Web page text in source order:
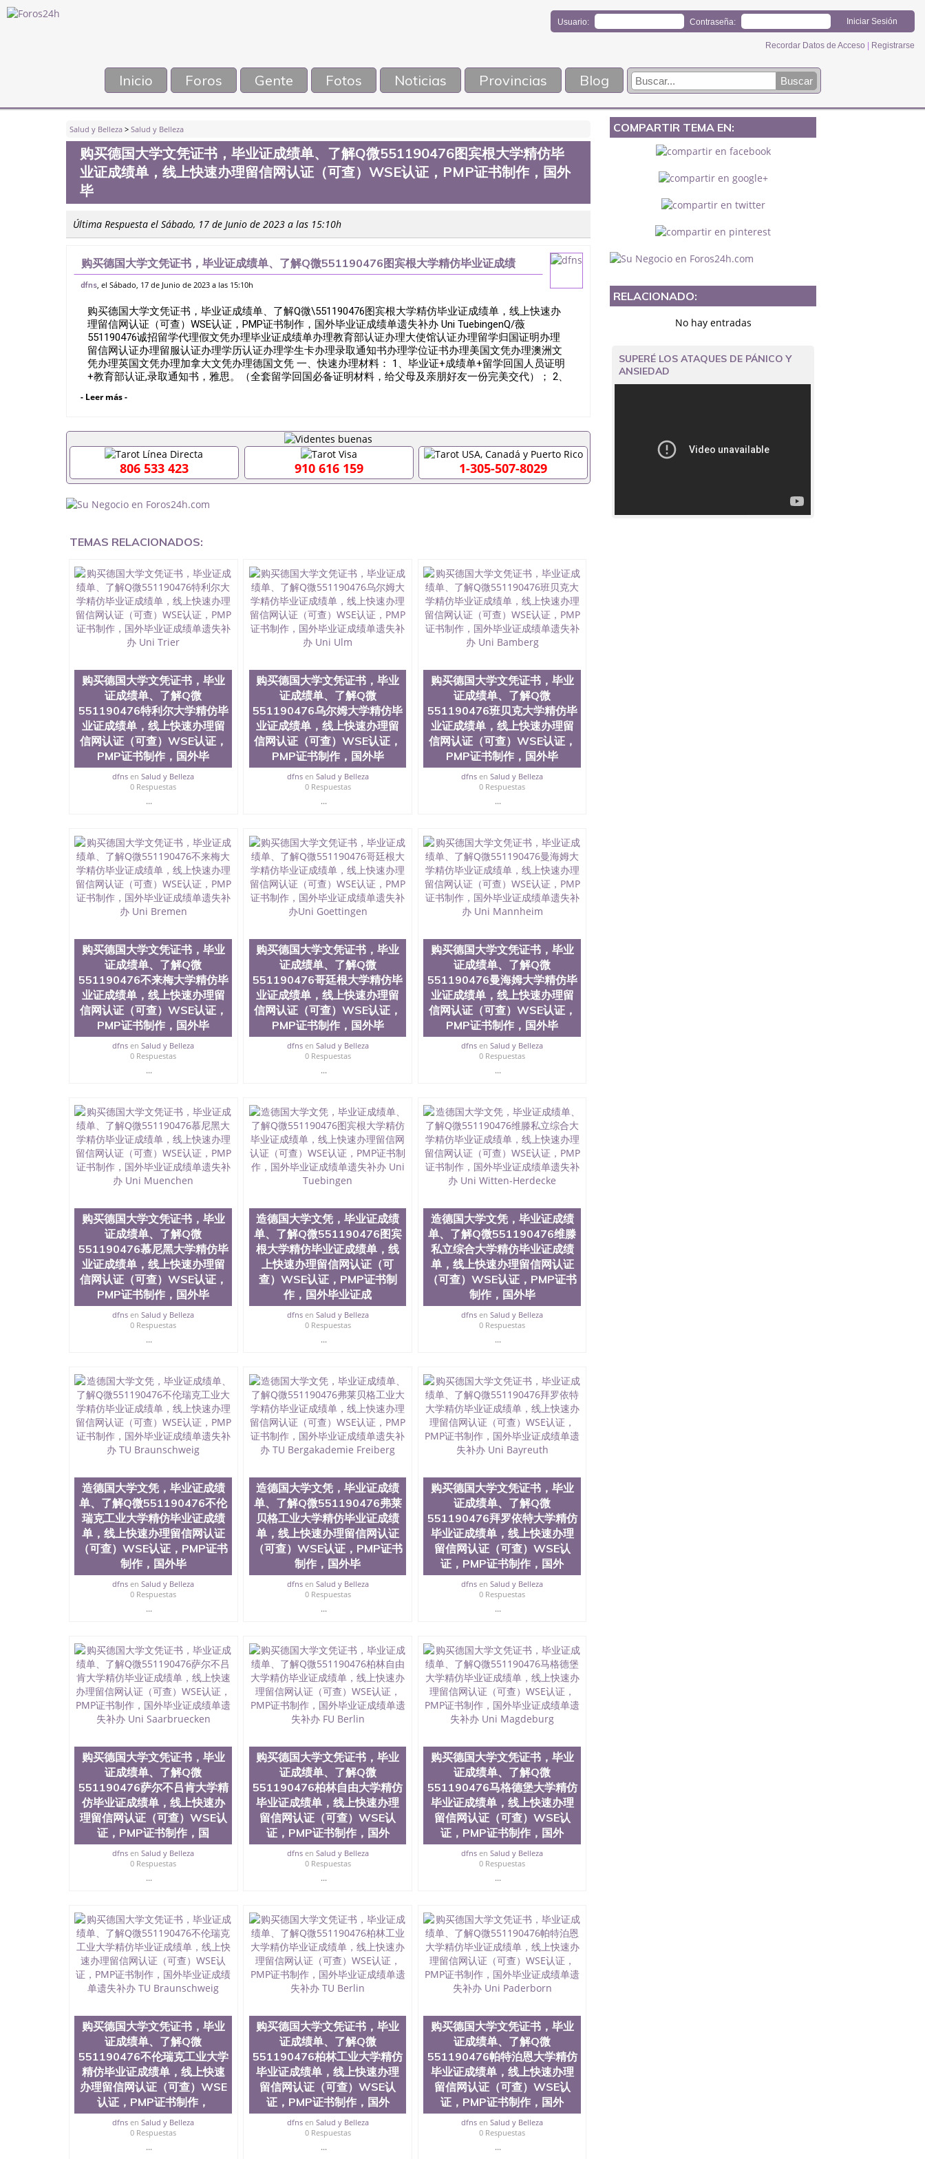
Usuario: Contraseña:
Recordar Datos de Acceso Registrarse
Inicio Foros Gente Fotos Noticias Provincias Blog
Salud y Belleza > Salud y Belleza
购买德国大学文凭证书，毕业证成绩单、了解Q微551190476图宾根大学精仿毕
业证成绩单，线上快速办理留信网认证（可查）WSE认证，PMP证书制作，国外
毕
Última Respuesta el Sábado, 17 de Junio de 2023 a las 15:10h
购买德国大学文凭证书，毕业证成绩单、了解Q微551190476图宾根大学精仿毕业证成绩
单，线上快速办理留信网认证（可查）WSE认证，PMP证书制作，国外毕
dfns, el Sábado, 17 de Junio de 2023 a las 15:10h
购买德国大学文凭证书，毕业证成绩单、了解Q微\551190476图宾根大学精仿毕业证成绩单，线上快速办
理留信网认证（可查）WSE认证，PMP证书制作，国外毕业证成绩单遗失补办 Uni TuebingenQ/薇
551190476诚招留学代理假文凭办理毕业证成绩单办理教育部认证办理大使馆认证办理留学归国证明办理
留信网认证办理留服认证办理学历认证办理学生卡办理录取通知书办理学位证书办理美国文凭办理澳洲文
凭办理英国文凭办理加拿大文凭办理德国文凭 一、快速办理材料： 1、毕业证+成绩单+留学回国人员证明
+教育部认证,录取通知书，雅思。（全套留学回国必备证明材料，给父母及亲朋好友一份完美交代）； 2、
到）。 注：上述材料，随时都可以安排办理，毕业证成绩单，学校，专业，学位，毕业时间都可以根据客
要定居国外需要办理什么材料551190476入职事业单位/国企假的毕业证会查吗551190476入职国企/事业单
位需要些什么材料551190476办理假毕业证在国内能用吗, 挂科拿不到毕业证怎么办, 毕业证丢了怎么办, 没
有正常毕业怎么办理毕业证,没毕业可以办学历认证吗,您是否因为中途辍学、挂科而没有正常毕业
551190476您是否因为递交材料不齐而被拒之门外551190476您是否因没正常毕业而导致回国得不到教育部
认证在校挂科了不想读了,成绩不理想毕不了业怎么办551190476找工作没有文凭怎么办,怎么办理本科/研究
551190476国外本科毕业证怎么办理551190476国外大学文凭可以打工作吗551190476怎么办理 外假毕业证
哪里可以办理水印成绩单551190476哪里可以修改成绩单GPA分数551190476假毕业证能查出来吗
551190476国外毕业证去哪认证QQ微信551190476找毕业证封皮QQ微信551190476国外毕业证外壳定制QQ
微信551190476快速代办国外毕业证QQ微信551190476快速拿到国外文凭QQ微信551190476国外留学文凭
认证QQ微信551190476国外文凭回国认证QQ微信551190476泰国文凭办理QQ微信551190476法国留学回国
证明QQ微信551190476 国外烫金照片QQ微信551190476外国文凭在中国有用吗QQ微信551190476德国留学
回国证明QQ微信551190476爱尔兰留学回国证明QQ微信551190476国外硕士文凭办理QQ微信551190476 网
上买文凭可靠吗QQ微信551190476买国外文凭质量QQ微信551190476国外本科毕业证怎么办理QQ微信
551190476国外大学文凭真制作QQ微信551190476办国外文凭可找工作QQ微信551190476国外大学有毕业
要交定金吗QQ微信551190476办国外可查文凭QQ微信551190476网上购买真文凭可信吗QQ微信551190476
学士学位证书查询机构QQ微信551190476 国外资格证书办理QQ微信551190476如何办理学历认证QQ微信
551190476海外文凭认证办理QQ微信551190476 圣何塞州立大学（San Jose State University, 又译为“圣荷
西州立大学”）成立于1857年，简称SJSU，是加州历史悠久的大学之一，也是美西地区的公立大学之一。
位于圣何塞市San Jose中心，占地154公顷。它是一所位于加利福尼亚州的著名综合性公立大学，它以极
高的就业率，全美名列前茅的毕业薪资，浓厚的多元化学术氛围，杰出的本科教育质量，被《福克斯》杂
志评选为全美50强公立综合性大学，每年有来自世界各地的成百上千的海外学生前往求学。 至今，这是一
所在世界上享有学术地位、声誉、实习机会和影响力的高等教育机构，并获誉为美国本科教育质量的核心
代表。其计算机系与会计系更是在当今美国大学教学排名中表现优异。其毕业生大多可以在其所处地域的
世界硅谷中心得到工作机会。许多硅谷公司甚至在学生大三和大四的学期提供许多相应科系的实习机会。
无论是加州大学系统(UC)，还是加州州立大学系统(CSU), 圣何塞州立大学都占据着加州所有大学中的地理
有学生三万人，超过134种学士学科和65个硕士学科，并有来自世界60余国的学生来此就读。其有名的科
系如计算机科学，电子工程学，工商管理学，艺术设计，和航空学等，深受性肯定及好评；而各种大学部
和研究所的商学课程也吸引了众多不同国家的专业人士前来研究与学习。 二、办理流程： 1、收集客户办
理信息； 2、客户付定金下单； 3、公司确认到账转制作点做电子图； 4、电子图做好发给客户确认； 5、
电子图确认好转成品部做成品； 6、成品做好拍照或者视频确认再付余款； 7、快递给客户（国内顺丰，国
外DHL）。 三、真实网上可查的证明材料 1、教育部学历学位认证，留服真实存档可查，存档。 2、留学回
国人员证明（使馆认证），使馆网站真实存档可查。 3、留信网真实可查认证办理，存档可查，终身受
程学院、健康与人类发展学院、信息工程与科学学院、人文学院、护理学院、科学学院等。学校的教育学
院排名在全美前十名，工学院排名在前十五名，且继续攀升中。纽约大学为学生们提供本科、硕士及博士
学位。学校的专业课程包括：会计学、MBA、财务、教育、建筑工程、经济、医学、护理、文学、音乐、
生物学、统计学、美术、电子工程、天文学、农业、环境污染控制、历史、电气工程、生物工程、建筑设
计、工商管理、材料科学、机械工程、航天工程、土木工程、数学、化学、英语、社会科学、心理学、戏
剧、市场营销、机械工程、计算机科学、物理学、人工智能、商科、金融专业 1、客户提供相关材料，确
定客户办理信息，给出操作方案； 2、补充毕业证成绩单等相关材料； 3、留服注册申请账号，付定金；
4、预约递交时间，公司人员陪同客户本人一起去留服递交材料； 5、等待结果，完成结果书留服直接邮寄
给客户 6、客户确认收到结果，付余款。 我们对海外大学及学院的毕业证成绩单所使用的材料，尺寸大
小，防伪结构（包括：水印，阴影底纹，钢印LOGO烫金烫银，LOGO烫金烫银复合重叠。 文字图案浮雕，
激光镭射，紫外荧光，温感，复印防伪）都有原版本文凭对照。质量得到了广大海外客户群体的认可，同
版，尺寸大小，纸张材质，防伪技术等等，并在时间收集到原版实物，以求达到客户的需求。 我们的优
势： 我们在保证合理定价的同时，坚持较高性价比，通过品质和效率不断优化，为您倾情诠释什么是高性
价比。 咨询顾问：Sam q/微信:551190476 Q/微信:551190476办理毕业证成绩单、教育部认证,录取通知
书，雅思，留学回国证明.
公司专业制作、办理、仿制、成绩单文凭、改成绩、教育部学历学位认证、毕业证、成绩单、文凭、学历
文凭、假文凭假毕业证假学历书制作、假制作、办理、仿制学位证书、毕业证文凭、文凭毕业证、毕业证
认证、留学生学历认证、留学生学位认证、英国文凭学历、美国文凭学历、澳洲文凭学历、加拿大文凭学
历、新西兰学历认证等q:551190476 微信：551190476 圣何塞州立大学毕业证（San Jose State
University）圣何塞州立大学毕业证（San Jose State University）圣何塞州立大学毕业证（San Jose State
University）圣何塞州立大学成绩单（San Jose State University）圣何塞州立大学成绩单（ San Jose State
University）圣何塞州立大学成绩单（San Jose State University）成绩单圣何塞州立大学文凭（San Jose
State University）圣何塞州立大学（San Jose State University）圣何塞州立大学（San Jose State
University）圣何塞州立大学（ San Jose State University）圣何塞州立大学（San Jose State University）
圣何塞州立大学文凭（San Jose State University）圣何塞州立大学文凭（San Jose State University）文凭
圣何塞州立大学文凭（San Jose State University）圣何塞州立大学学历（ San Jose State University）圣何
塞州立大学学历（San Jose State University）圣何塞州立大学学历（San Jose State University）圣 塞州立
大学学历（San Jose State University）圣何塞州立大学（San Jose State University）圣何塞州立大学
State University）圣何塞州立大学学位证（San Jose State University）圣何塞州立大学（San Jose State
University）圣何塞州立大学（San Jose State University）圣何塞州立大学（San Jose State University）圣
何塞州立大学（San Jose State University）圣何塞州立大学学位证（San Jose State University）圣何塞州
立大学学位证（San Jose State University）圣何塞州立大学结业证（San Jose State University）圣何塞州
立大学结业证（San Jose State University）圣何塞州立大学结业证（San Jose State University）圣何塞州
立大学学位证（San Jose State University）圣何塞州立大学学位证（San Jose State University）圣何塞州
立大学学历证书（San Jose State University）圣何塞州立大学学历证书（San Jose State University）圣何
读CQU中央昆士兰大学学历 绩单购买学位证书/澳洲读本科硕士做文凭/购买澳洲大学毕业证成绩单假文凭
学历offieUniversityofSouthernQueensland 澳洲读书未毕业找人做文凭学位qq微信551190476澳洲读CQU中
央昆士兰大学学历成绩单购买学位证书/澳洲读本科硕士做文凭/购买澳洲大学毕业证成绩单假文凭学历购
买德国大学文凭证书，毕业证成绩单、了解Q微\551190476图宾根大学精仿毕业证成绩单，线上快速办理
留信网认证（可查）WSE认证，PMP证书制作，国外毕业证成绩单遗失补办 Uni Tuebingen
- Leer más -
806 533 423 910 616 159 1-305-507-8029
TEMAS RELACIONADOS:
购买德国大学文凭证书，毕业
证成绩单、了解Q微
551190476特利尔大学精仿毕
业证成绩单，线上快速办理留
信网认证（可查）WSE认证，
PMP证书制作，国外毕
dfns enSalud y Belleza
0 Respuestas
...
购买德国大学文凭证书，毕业
证成绩单、了解Q微
551190476乌尔姆大学精仿毕
业证成绩单，线上快速办理留
信网认证（可查）WSE认证，
PMP证书制作，国外毕
dfnsen Salud y Belleza
0 Respuestas
...
购买德国大学文凭证书，毕业
证成绩单、了解Q微
551190476班贝克大学精仿毕
业证成绩单，线上快速办理留
信网认证（可查）WSE认证，
PMP证书制作，国外毕
dfns enSalud y Belleza
0 Respuestas
...
购买德国大学文凭证书，毕业
证成绩单、了解Q微
551190476不来梅大学精仿毕
业证成绩单，线上快速办理留
信网认证（可查）WSE认证，
PMP证书制作，国外毕
dfns enSalud y Belleza
0 Respuestas
...
购买德国大学文凭证书，毕业
证成绩单、了解Q微
551190476哥廷根大学精仿毕
业证成绩单，线上快速办理留
信网认证（可查）WSE认证，
PMP证书制作，国外毕
dfnsen Salud y Belleza
0 Respuestas
...
购买德国大学文凭证书，毕业
证成绩单、了解Q微
551190476曼海姆大学精仿毕
业证成绩单，线上快速办理留
信网认证（可查）WSE认证，
PMP证书制作，国外毕
dfns enSalud y Belleza
0 Respuestas
...
购买德国大学文凭证书，毕业
证成绩单、了解Q微
551190476慕尼黑大学精仿毕
业证成绩单，线上快速办理留
信网认证（可查）WSE认证，
PMP证书制作，国外毕
dfns enSalud y Belleza
0 Respuestas
...
造德国大学文凭，毕业证成绩
单、了解Q微551190476图宾
根大学精仿毕业证成绩单，线
上快速办理留信网认证（可
查）WSE认证，PMP证书制
作，国外毕业证成
dfnsen Salud y Belleza
0 Respuestas
...
造德国大学文凭，毕业证成绩
单、了解Q微551190476维滕
私立综合大学精仿毕业证成绩
单，线上快速办理留信网认证
（可查）WSE认证，PMP证书
制作，国外毕
dfns enSalud y Belleza
0 Respuestas
...
造德国大学文凭，毕业证成绩
单、了解Q微551190476不伦
瑞克工业大学精仿毕业证成绩
单，线上快速办理留信网认证
（可查）WSE认证，PMP证书
制作，国外毕
dfns enSalud y Belleza
0 Respuestas
...
造德国大学文凭，毕业证成绩
单、了解Q微551190476弗莱
贝格工业大学精仿毕业证成绩
单，线上快速办理留信网认证
（可查）WSE认证，PMP证书
制作，国外毕
dfnsen Salud y Belleza
0 Respuestas
...
购买德国大学文凭证书，毕业
证成绩单、了解Q微
551190476拜罗依特大学精仿
毕业证成绩单，线上快速办理
留信网认证（可查）WSE认
证，PMP证书制作，国外
dfns enSalud y Belleza
0 Respuestas
...
购买德国大学文凭证书，毕业
证成绩单、了解Q微
551190476萨尔不吕肯大学精
仿毕业证成绩单，线上快速办
理留信网认证（可查）WSE认
证，PMP证书制作，国
dfns enSalud y Belleza
0 Respuestas
...
购买德国大学文凭证书，毕业
证成绩单、了解Q微
551190476柏林自由大学精仿
毕业证成绩单，线上快速办理
留信网认证（可查）WSE认
证，PMP证书制作，国外
dfnsen Salud y Belleza
0 Respuestas
...
购买德国大学文凭证书，毕业
证成绩单、了解Q微
551190476马格德堡大学精仿
毕业证成绩单，线上快速办理
留信网认证（可查）WSE认
证，PMP证书制作，国外
dfns enSalud y Belleza
0 Respuestas
...
购买德国大学文凭证书，毕业
证成绩单、了解Q微
551190476不伦瑞克工业大学
精仿毕业证成绩单，线上快速
办理留信网认证（可查）WSE
认证，PMP证书制作，
dfns enSalud y Belleza
0 Respuestas
...
购买德国大学文凭证书，毕业
证成绩单、了解Q微
551190476柏林工业大学精仿
毕业证成绩单，线上快速办理
留信网认证（可查）WSE认
证，PMP证书制作，国外
dfnsen Salud y Belleza
0 Respuestas
...
购买德国大学文凭证书，毕业
证成绩单、了解Q微
551190476帕特泊恩大学精仿
毕业证成绩单，线上快速办理
留信网认证（可查）WSE认
证，PMP证书制作，国外
dfns enSalud y Belleza
0 Respuestas
...
COMPARTIR TEMA EN:
RELACIONADO:
No hay entradas
SUPERÉ LOS ATAQUES DE PÁNICO Y
ANSIEDAD